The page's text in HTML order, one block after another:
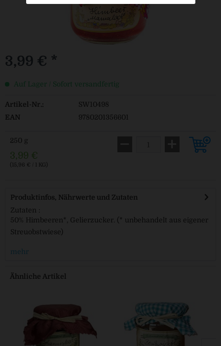
3,99 € *
Auf Lager / Sofort versandfertig
Artikel-Nr.:
SW10498
EAN
9780201356601
250 g
3,99 €
(15,96 € / 1 KG)
Produktinfos, Nährwerte und Zutaten
Zutaten :
50% Himbeeren*, Gelierzucker. (* unbehandelt aus eigener
Streuobstwiese)
mehr
Ähnliche Artikel